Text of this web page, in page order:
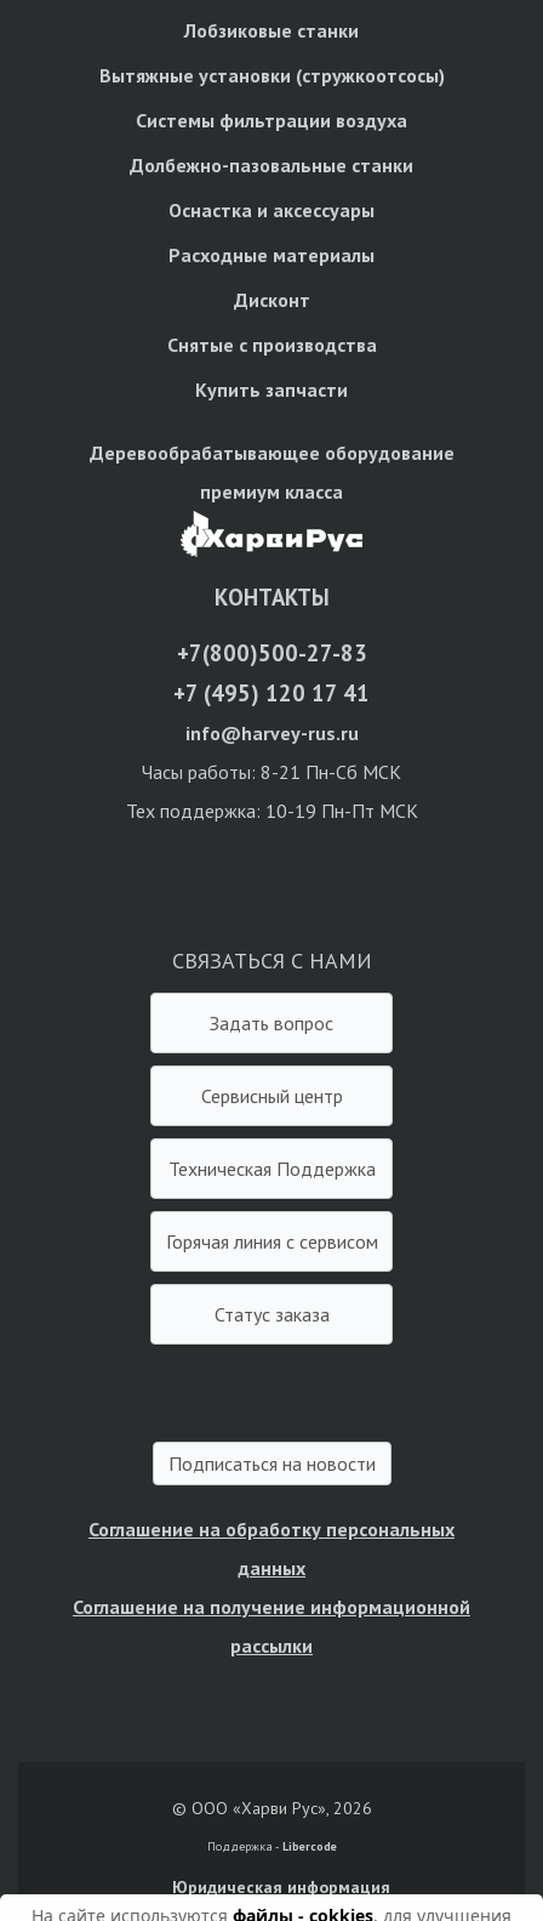
Лобзиковые станки
Вытяжные установки (стружкоотсосы)
Системы фильтрации воздуха
Долбежно-пазовальные станки
Оснастка и аксессуары
Расходные материалы
Дисконт
Снятые с производства
Купить запчасти
Деревообрабатывающее оборудование
премиум класса
КОНТАКТЫ
+7(800)500-27-83
+7 (495) 120 17 41
info@harvey-rus.ru
Часы работы: 8-21 Пн-Сб МСК
Тех поддержка: 10-19 Пн-Пт МСК
СВЯЗАТЬСЯ С НАМИ
Задать вопрос
Сервисный центр
Техническая Поддержка
Горячая линия с сервисом
Статус заказа
Подписаться на новости
Соглашение на обработку персональных
данных
Соглашение на получение информационной
рассылки
© ООО «Харви Рус», 2026
Поддержка - Libercode
Юридическая информация
На сайте используются файлы - cokkies, для улучшения